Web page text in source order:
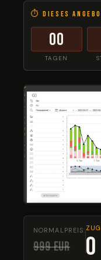
⏱ Dieses
00
TAGEN
NORMALPREIS:
999 EUR 0